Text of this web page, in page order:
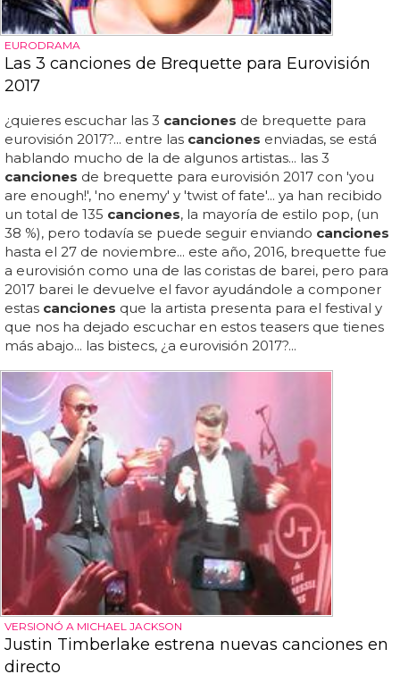
EURODRAMA
Las 3 canciones de Brequette para Eurovisión
2017
¿quieres escuchar las 3 canciones de brequette para
eurovisión 2017?... entre las canciones enviadas, se está
hablando mucho de la de algunos artistas... las 3
canciones de brequette para eurovisión 2017 con 'you
are enough!', 'no enemy' y 'twist of fate'... ya han recibido
un total de 135 canciones, la mayoría de estilo pop, (un
38 %), pero todavía se puede seguir enviando canciones
hasta el 27 de noviembre... este año, 2016, brequette fue
a eurovisión como una de las coristas de barei, pero para
2017 barei le devuelve el favor ayudándole a componer
estas canciones que la artista presenta para el festival y
que nos ha dejado escuchar en estos teasers que tienes
más abajo... las bistecs, ¿a eurovisión 2017?...
VERSIONÓ A MICHAEL JACKSON
Justin Timberlake estrena nuevas canciones en
directo